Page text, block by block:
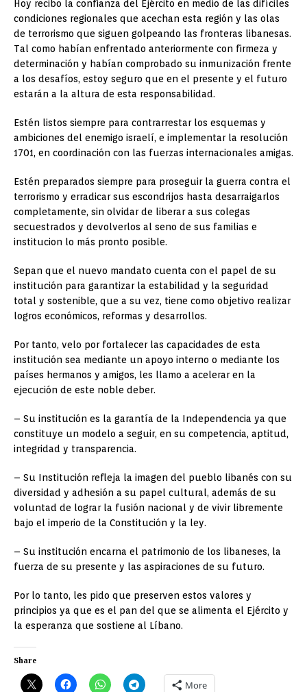
Hoy recibo la confianza del Ejército en medio de las difíciles
condiciones regionales que acechan esta región y las olas
de terrorismo que siguen golpeando las fronteras libanesas.
Tal como habían enfrentado anteriormente con firmeza y
determinación y habían comprobado su inmunización frente
a los desafíos, estoy seguro que en el presente y el futuro
estarán a la altura de esta responsabilidad.
Estén listos siempre para contrarrestar los esquemas y
ambiciones del enemigo israelí, e implementar la resolución
1701, en coordinación con las fuerzas internacionales amigas.
Estén preparados siempre para proseguir la guerra contra el
terrorismo y erradicar sus escondrijos hasta desarraigarlos
completamente, sin olvidar de liberar a sus colegas
secuestrados y devolverlos al seno de sus familias e
institucion lo más pronto posible.
Sepan que el nuevo mandato cuenta con el papel de su
institución para garantizar la estabilidad y la seguridad
total y sostenible, que a su vez, tiene como objetivo realizar
logros económicos, reformas y desarrollos.
Por tanto, velo por fortalecer las capacidades de esta
institución sea mediante un apoyo interno o mediante los
países hermanos y amigos, les llamo a acelerar en la
ejecución de este noble deber.
– Su institución es la garantía de la Independencia ya que
constituye un modelo a seguir, en su competencia, aptitud,
integridad y transparencia.
– Su Institución refleja la imagen del pueblo libanés con su
diversidad y adhesión a su papel cultural, además de su
voluntad de lograr la fusión nacional y de vivir libremente
bajo el imperio de la Constitución y la ley.
– Su institución encarna el patrimonio de los libaneses, la
fuerza de su presente y las aspiraciones de su futuro.
Por lo tanto, les pido que preserven estos valores y
principios ya que es el pan del que se alimenta el Ejército y
la esperanza que sostiene al Líbano.
Share
More